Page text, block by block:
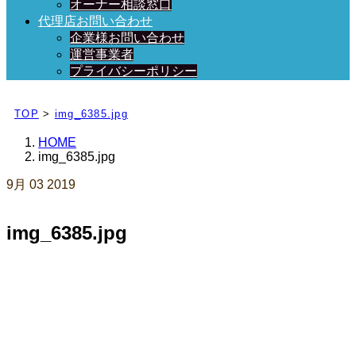
オーナー相談窓口
代理店お問い合わせ
企業様お問い合わせ
運営事業者
プライバシーポリシー
TOP > img_6385.jpg
HOME
img_6385.jpg
9月 03 2019
img_6385.jpg